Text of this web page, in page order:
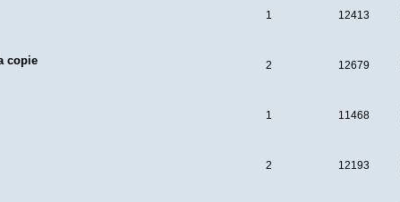
1 12413
copie 2 12679
1 11468
2 12193